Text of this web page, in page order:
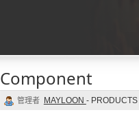
Component
管理者 MAYLOON - PRODUCTS